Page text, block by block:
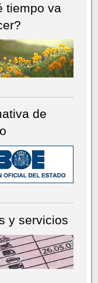
tiempo va
de
y servicios